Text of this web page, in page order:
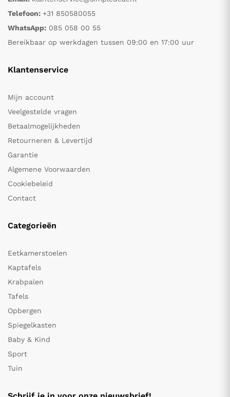
Telefoon: +31 850580055
WhatsApp: 085 058 00 55
Bereikbaar op werkdagen tussen 09:00 en 17:00 uur
Klantenservice
Mijn account
Veelgestelde vragen
Betaalmogelijkheden
Retourneren & Levertijd
Garantie
Algemene Voorwaarden
Cookiebeleid
Contact
Categorieën
Eetkamerstoelen
Kaptafels
Krabpalen
Tafels
Opbergen
Spiegelkasten
Baby & Kind
Sport
Tuin